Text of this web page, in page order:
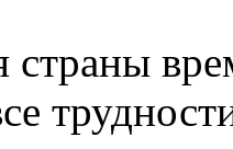
страны